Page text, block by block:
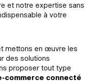
et notre expertise sans
à votre
mettons en œuvre les
des solutions
proposer tout type
commerce connecté